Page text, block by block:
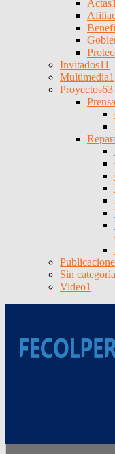
Actas1
Invitados11
Multimedia1
Proyectos63
Sin categoría
Video1